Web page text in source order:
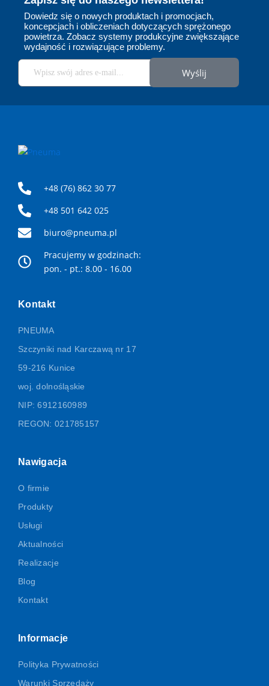
EXAIR
Jesteśmy wyłącznym dystrybutorem
amerykańskiej firmy EXAIR w Polsce. To
producent, który od ponad 40 lat wyznacza
standardy w branży produktów zasilanych
sprężonym powietrzem. Oferta obejmuje
wieloletni dystrybutor marki EXAIR w Polsce,
Dowiedz się o nowych produktach i promocjach,
koncepcjach i obliczeniach dotyczących sprężonego
powietrza. Zobacz systemy produkcyjne zwiększające
wydajność i rozwiązujące problemy.
Wyślij
+48 (76) 862 30 77
+48 501 642 025
biuro@pneuma.pl
Pracujemy w godzinach:
pon. - pt.: 8.00 - 16.00
Kontakt
PNEUMA
Szczyniki nad Karczawą nr 17
59-216 Kunice
woj. dolnośląskie
NIP: 6912160989
REGON: 021785157
Nawigacja
O firmie
Produkty
Usługi
Aktualności
Realizacje
Blog
Kontakt
Informacje
Polityka Prywatności
Warunki Sprzedaży